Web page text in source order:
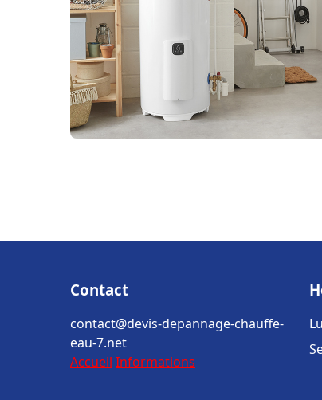
Contact
contact@devis-depannage-chauffe-
eau-7.net
Accueil Informations